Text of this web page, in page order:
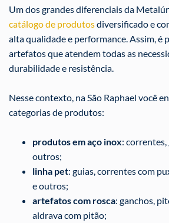
Um dos grandes diferenciais da
catálogo de produtosdiversificado e
alta qualidade e performance. Assim, é
artefatos que atendem todas as
durabilidade e resistência.
Nesse contexto, na São Raphael você
categorias de produtos:
produtos em aço inox:
outros;
linha pet: guias, correntes com
e outros;
artefatos com rosca: ganchos,
aldrava com pitão;